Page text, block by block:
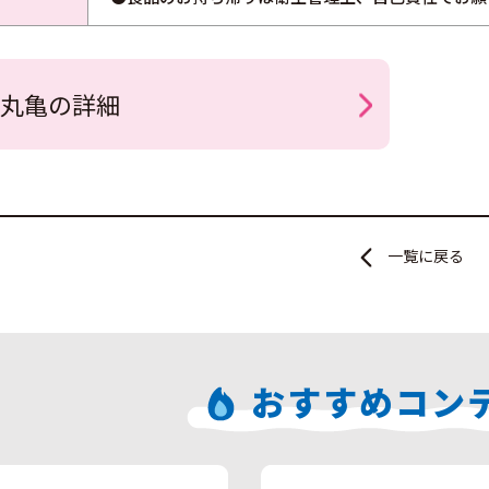
亀の詳細
一覧に戻る
おすすめコン